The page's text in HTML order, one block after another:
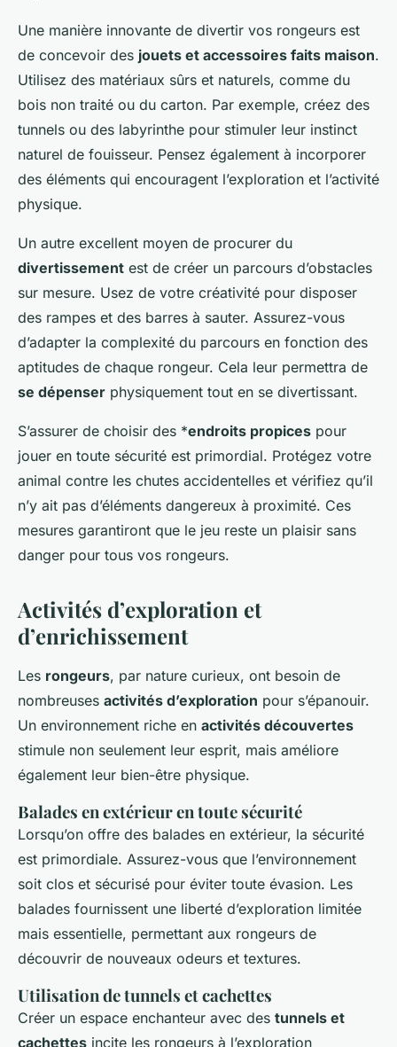
Une manière innovante de divertir vos rongeurs est
de concevoir des jouets et accessoires faits maison.
Utilisez des matériaux sûrs et naturels, comme du
bois non traité ou du carton. Par exemple, créez des
tunnels ou des labyrinthe pour stimuler leur instinct
naturel de fouisseur. Pensez également à incorporer
des éléments qui encouragent l’exploration et l’activité
physique.
Un autre excellent moyen de procurer du
divertissement est de créer un parcours d’obstacles
sur mesure. Usez de votre créativité pour disposer
des rampes et des barres à sauter. Assurez-vous
d’adapter la complexité du parcours en fonction des
aptitudes de chaque rongeur. Cela leur permettra de
se dépenser physiquement tout en se divertissant.
S’assurer de choisir des *endroits propices pour
jouer en toute sécurité est primordial. Protégez votre
animal contre les chutes accidentelles et vérifiez qu’il
n’y ait pas d’éléments dangereux à proximité. Ces
mesures garantiront que le jeu reste un plaisir sans
danger pour tous vos rongeurs.
Activités d’exploration et
d’enrichissement
Les rongeurs, par nature curieux, ont besoin de
nombreuses activités d’exploration pour s’épanouir.
Un environnement riche en activités découvertes
stimule non seulement leur esprit, mais améliore
également leur bien-être physique.
Balades en extérieur en toute sécurité
Lorsqu’on offre des balades en extérieur, la sécurité
est primordiale. Assurez-vous que l’environnement
soit clos et sécurisé pour éviter toute évasion. Les
balades fournissent une liberté d’exploration limitée
mais essentielle, permettant aux rongeurs de
découvrir de nouveaux odeurs et textures.
Utilisation de tunnels et cachettes
Créer un espace enchanteur avec des tunnels et
cachettes incite les rongeurs à l’exploration